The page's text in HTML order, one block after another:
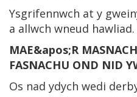
Ysgrifennwch at y
a allwch wneud hawliad.
MAE&apos;R
FASNACHU OND NID
Os nad ydych wedi